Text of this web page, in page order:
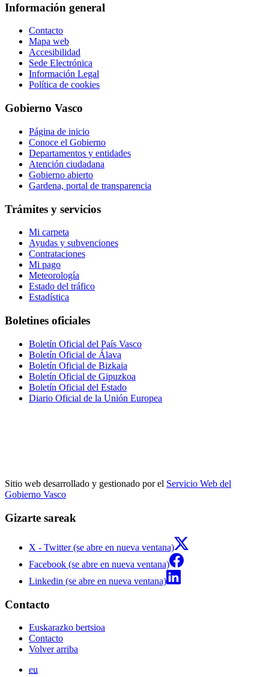
Información general
Contacto
Mapa web
Accesibilidad
Sede Electrónica
Información Legal
Política de cookies
Gobierno Vasco
Página de inicio
Conoce el Gobierno
Departamentos y entidades
Atención ciudadana
Gobierno abierto
Gardena, portal de transparencia
Trámites y servicios
Mi carpeta
Ayudas y subvenciones
Contrataciones
Mi pago
Meteorología
Estado del tráfico
Estadística
Boletines oficiales
Boletín Oficial del País Vasco
Boletín Oficial de Álava
Boletín Oficial de Bizkaia
Boletín Oficial de Gipuzkoa
Boletín Oficial del Estado
Diario Oficial de la Unión Europea
Sitio web desarrollado y gestionado por el Servicio Web del
Gobierno Vasco
Gizarte sareak
X - Twitter (se abre en nueva ventana)
Facebook (se abre en nueva ventana)
Linkedin (se abre en nueva ventana)
Contacto
Euskarazko bertsioa
Contacto
Volver arriba
eu